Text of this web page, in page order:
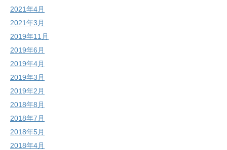
2021年4月
2021年3月
2019年11月
2019年6月
2019年4月
2019年3月
2019年2月
2018年8月
2018年7月
2018年5月
2018年4月